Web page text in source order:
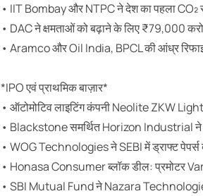
• IIT Bombay और NTPC ने देश का पहला CO₂
• DAC ने क्षमताओं को बढ़ाने के लिए ₹79,000
• Aramco और Oil India, BPCL की आंध्र
*IPO एवं प्राथमिक बाज़ार*
• ऑटोमोटिव लाइटिंग कंपनी Neolite ZKW
• Blackstone समर्थित Horizon Industrial
• WOG Technologies ने SEBI में ड्राफ्ट पेपर्स
• Honasa Consumer ब्लॉक डील: प्रमोटर
• SBI Mutual Fund ने Nazara